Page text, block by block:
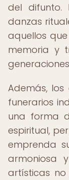
del difunto.
danzas
aquellos
memoria y
Además,
funerarios
una forma
espiritual,
emprenda
armoniosa
artísticas